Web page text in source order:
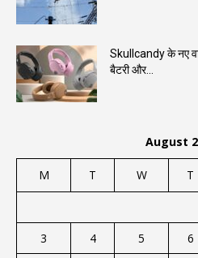
Skullcandy के नए
बैटरी और...
August
M T W T
3
4 5 6